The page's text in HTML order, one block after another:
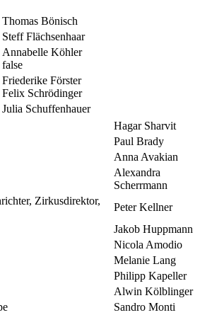
Thomas Bönisch
Steff Flächsenhaar
Annabelle Köhler
false
Friederike Förster
Felix Schrödinger
Julia Schuffenhauer
Hagar Sharvit
Paul Brady
Anna Avakian
Alexandra
Scherrmann
Zirkusdirektor,
Peter Kellner
Jakob Huppmann
Nicola Amodio
Melanie Lang
Philipp Kapeller
Alwin Kölblinger
Sandro Monti